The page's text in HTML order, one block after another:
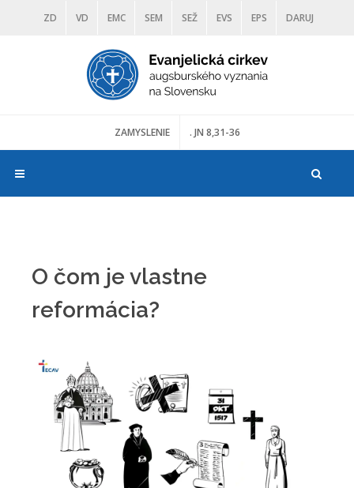
ZD VD EMC SEM SEŽ EVS EPS DARUJ
DIAKONIA ŠKOLY TRANOSCIUS
ZAMYSLENIE . JN 8,31-36
O čom je vlastne
reformácia?